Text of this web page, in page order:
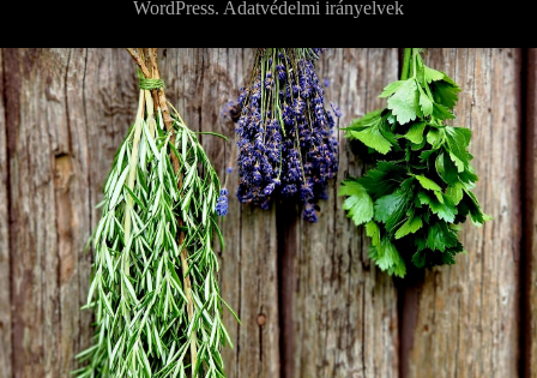
WordPress. Adatvédelmi irányelvek